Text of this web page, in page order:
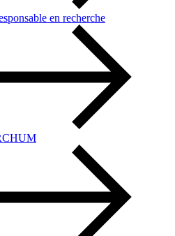
en recherche